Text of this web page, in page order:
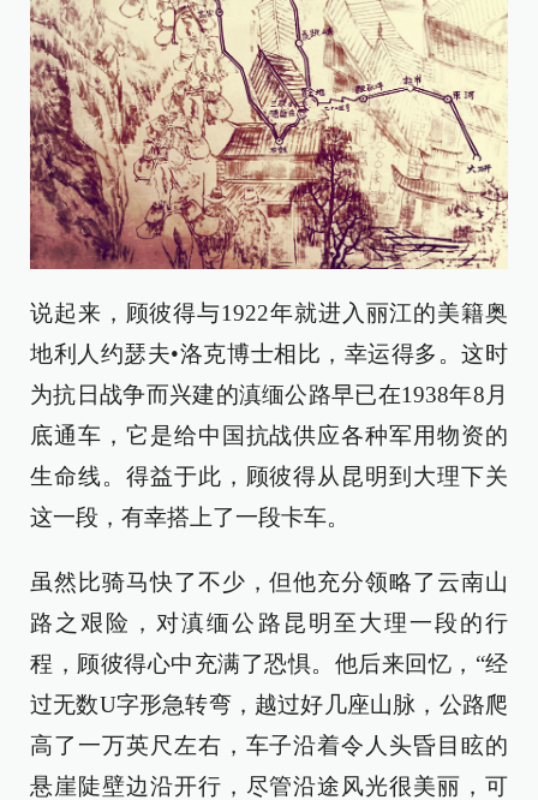
说起来，顾彼得与1922年就进入丽江的美籍奥
地利人约瑟夫•洛克博士相比，幸运得多。这时
为抗日战争而兴建的滇缅公路早已在1938年8月
底通车，它是给中国抗战供应各种军用物资的
生命线。得益于此，顾彼得从昆明到大理下关
这一段，有幸搭上了一段卡车。
虽然比骑马快了不少，但他充分领略了云南山
路之艰险，对滇缅公路昆明至大理一段的行
程，顾彼得心中充满了恐惧。他后来回忆，“经
过无数U字形急转弯，越过好几座山脉，公路爬
高了一万英尺左右，车子沿着令人头昏目眩的
悬崖陡壁边沿开行，尽管沿途风光很美丽，可